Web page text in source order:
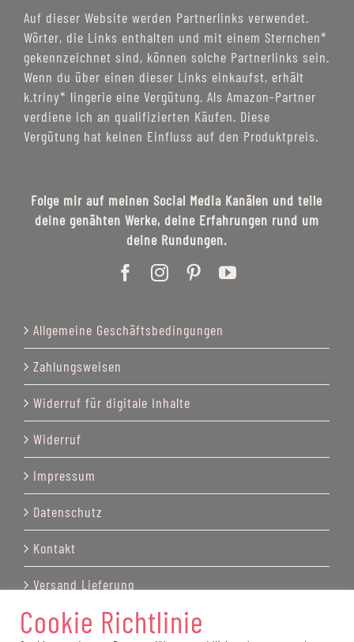
Auf dieser Website werden Partnerlinks verwendet.
Wörter, die Links enthalten und mit einem Sternchen*
gekennzeichnet sind, können solche Partnerlinks sein.
Wenn du über einen dieser Links einkaufst, erhält
k.triny* lingerie eine Vergütung. Als Amazon-Partner
verdiene ich an qualifizierten Käufen. Diese
Vergütung hat keinen Einfluss auf den Produktpreis.
Folge mir auf meinen Social Media Kanälen und teile
deine genähten Werke, deine Erfahrungen rund um
deine Rundungen.
Allgemeine Geschäftsbedingungen
Zahlungsweisen
Widerruf für digitale Inhalte
Widerruf
Impressum
Datenschutz
Kontakt
Versand Lieferung
Cookie Richtlinie